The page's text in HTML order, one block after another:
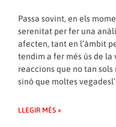
Passa sovint, en els
serenitat per fer una
afecten, tant en l’àmbit
tendim a fer més ús de
reaccions que no tan
sinó que moltes
LLEGIR MÉS »